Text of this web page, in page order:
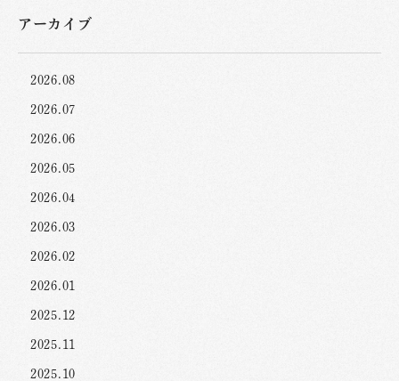
アーカイブ
2026.08
2026.07
2026.06
2026.05
2026.04
2026.03
2026.02
2026.01
2025.12
2025.11
2025.10